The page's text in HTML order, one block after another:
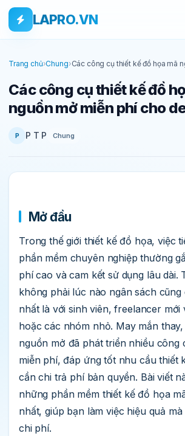
Skip to main content
Bỏ qua tới nội dung
LAPRO.VN
Trang chủ›Chung›Các công cụ thiết kế đồ họa mã
Các công cụ thiết kế đồ
nguồn mở miễn phí cho
P P T P Chung
Mở đầu
Trong thế giới thiết kế đồ họa, việc
phần mềm chuyên nghiệp thường
phí cao và cam kết sử dụng lâu dài.
không phải lúc nào ngân sách cũng
nhất là với sinh viên, freelancer mới
hoặc các nhóm nhỏ. May mắn
nguồn mở đã phát triển nhiều công
miễn phí, đáp ứng tốt nhu cầu thiết
cần chi trả phí bản quyền. Bài viết
những phần mềm thiết kế đồ họa
nhất, giúp bạn làm việc hiệu quả
chi phí.